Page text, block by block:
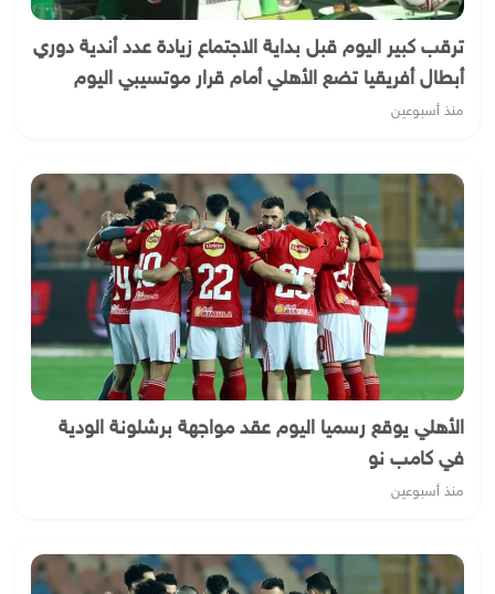
ترقب كبير اليوم قبل بداية الاجتماع زيادة عدد أندية دوري
أبطال أفريقيا تضع الأهلي أمام قرار موتسيبي اليوم
منذ أسبوعين
الأهلي يوقع رسميا اليوم عقد مواجهة برشلونة الودية
في كامب نو
منذ أسبوعين